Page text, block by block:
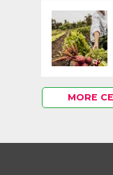
MORE